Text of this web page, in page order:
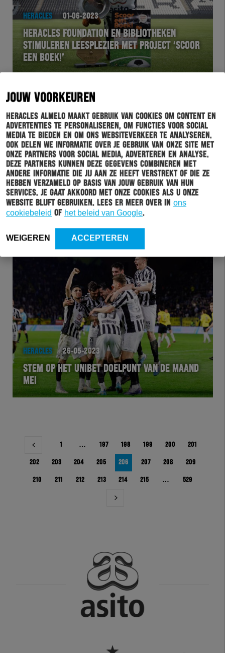
JOUW VOORKEUREN
Heracles Almelo maakt gebruik van cookies om content en
advertenties te personaliseren, om functies voor social
media te bieden en om ons websiteverkeer te analyseren.
Ook delen we informatie over je gebruik van onze site met
onze partners voor social media, adverteren en analyse.
Deze partners kunnen deze gegevens combineren met
andere informatie die jij aan ze heeft verstrekt of die ze
hebben verzameld op basis van jouw gebruik van hun
services. Je gaat akkoord met onze cookies als u onze
website blijft gebruiken. Lees er meer over in ons
cookiebeleid of het beleid van Google.
WEIGEREN ACCEPTEREN
HERACLES 01-06-2023
HERACLES FOUNDATION EN BIBLIOTHEKEN
STIMULEREN LEESPLEZIER MET PROJECT ‘SCOOR
EEN BOEK!’
HERACLES 30-05-2023
ABED NANKISHI: “DANKBAAR VOOR MIJN TIJD IN
ALMELO”
HERACLES 26-05-2023
STEM OP HET UNIBET DOELPUNT VAN DE MAAND
MEI
Berichtnavigatie
1 … 197 198 199 200 201
202 203 204 205 206 207 208 209
210 211 212 213 214 215 … 529